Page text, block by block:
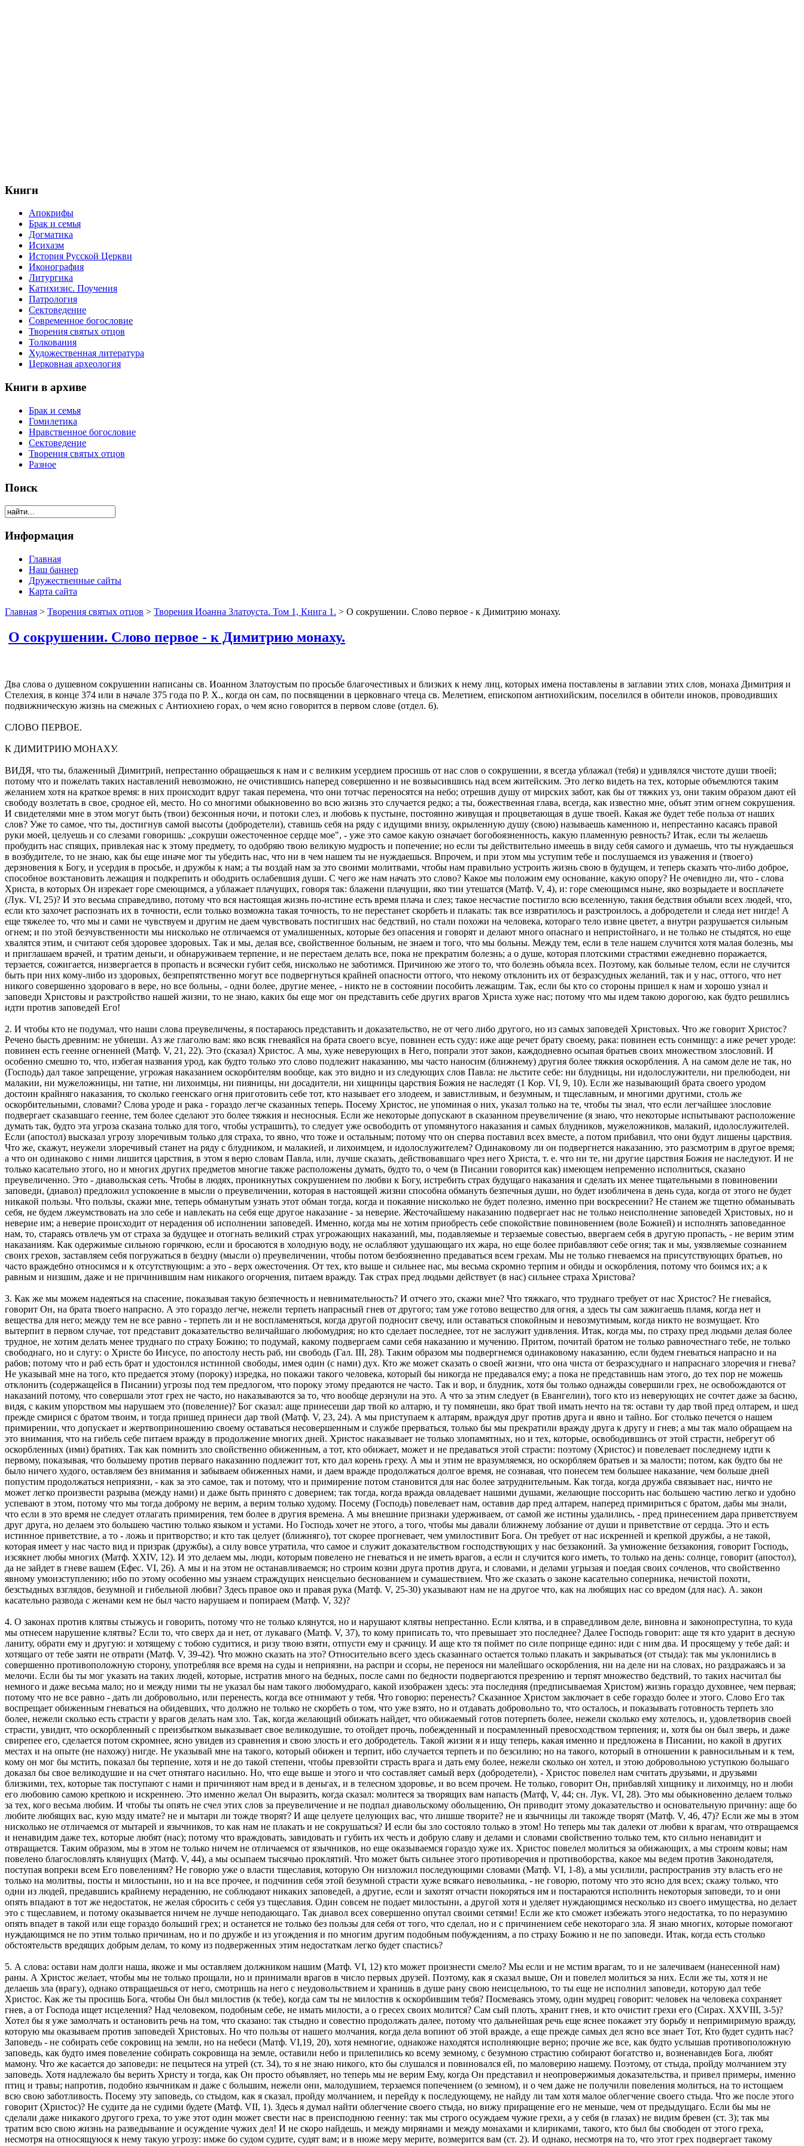
Книги
Апокрифы
Брак и семья
Догматика
Исихазм
История Русской Церкви
Иконография
Литургика
Катихизис. Поучения
Патрология
Сектоведение
Современное богословие
Творения святых отцов
Толкования
Художественная литература
Церковная археология
Книги в архиве
Брак и семья
Гомилетика
Нравственное богословие
Сектоведение
Творения святых отцов
Разное
Поиск
Информация
Главная
Наш баннер
Дружественные сайты
Карта сайта
Главная > Творения святых отцов > Творения Иоанна Златоуста. Том 1, Книга 1. > О сокрушении. Слово первое - к Димитрию монаху.
О сокрушении. Слово первое - к Димитрию монаху.
Два слова о душевном сокрушении написаны св. Иоанном Златоустым по просьбе благочестивых и близких к нему лиц, которых имена поставлены в заглавии этих слов, монаха Димитрия и
Стелехия, в конце 374 или в начале 375 года по Р. Х., когда он сам, по посвящении в церковнаго чтеца св. Мелетием, епископом антиохийским, поселился в обители иноков, проводивших
подвижническую жизнь на смежных с Антиохиею горах, о чем ясно говорится в первом слове (отдел. 6).
СЛОВО ПЕРВОЕ.
К ДИМИТРИЮ МОНАХУ.
ВИДЯ, что ты, блаженный Димитрий, непрестанно обращаешься к нам и с великим усердием просишь от нас слов о сокрушении, я всегда ублажал (тебя) и удивлялся чистоте души твоей;
потому что и пожелать таких наставлений невозможно, не очистившись наперед совершенно и не возвысившись над всем житейским. Это легко видеть на тех, которые объемлются таким
желанием хотя на краткое время: в них происходит вдруг такая перемена, что они тотчас переносятся на небо; отрешив душу от мирских забот, как бы от тяжких уз, они таким образом дают ей
свободу возлетать в свое, сродное ей, место. Но со многими обыкновенно во всю жизнь это случается редко; а ты, божественная глава, всегда, как известно мне, объят этим огнем сокрушения.
И свидетелями мне в этом могут быть (твои) безсонныя ночи, и потоки слез, и любовь к пустыне, постоянно живущая и процветающая в душе твоей. Какая же будет тебе польза от наших
слов? Уже то самое, что ты, достигнув самой высоты (добродетели), ставишь себя на ряду с идущими внизу, окрыленную душу (свою) называешь каменною и, непрестанно касаясь правой
руки моей, целуешь и со слезами говоришь: „сокруши ожесточенное сердце мое", - уже это самое какую означает богобоязненность, какую пламенную ревность? Итак, если ты желаешь
пробудить нас спящих, привлекая нас к этому предмету, то одобряю твою великую мудрость и попечение; но если ты действительно имеешь в виду себя самого и думаешь, что ты нуждаешься
в возбудителе, то не знаю, как бы еще иначе мог ты убедить нас, что ни в чем нашем ты не нуждаешься. Впрочем, и при этом мы уступим тебе и послушаемся из уважения и (твоего)
дерзновения к Богу, и усердия в просьбе, и дружбы к нам; а ты воздай нам за это своими молитвами, чтобы нам правильно устроить жизнь свою в будущем, и теперь сказать что-либо доброе,
способное возстановить лежащия и подкрепить и ободрить ослабевшия души. С чего же нам начать это слово? Какое мы положим ему основание, какую опору? Не очевидно ли, что - слова
Христа, в которых Он изрекает горе смеющимся, а ублажает плачущих, говоря так: блажени плачущии, яко тии утешатся (Матф. V, 4), и: горе смеющимся ныне, яко возрыдаете и восплачете
(Лук. VI, 25)? И это весьма справедливо, потому что вся настоящая жизнь по-истине есть время плача и слез; такое несчастие постигло всю вселенную, такия бедствия объяли всех людей, что,
если кто захочет распознать их в точности, если только возможна такая точность, то не перестанет скорбеть и плакать: так все извратилось и разстроилось, а добродетели и следа нет нигде! А
еще тяжелее то, что мы и сами не чувствуем и другим не даем чувствовать постигших нас бедствий, но стали похожи на человека, котораго тело извне цветет, а внутри разрушается сильным
огнем; и по этой безчувственности мы нисколько не отличаемся от умалишенных, которые без опасения и говорят и делают много опаснаго и непристойнаго, и не только не стыдятся, но еще
хвалятся этим, и считают себя здоровее здоровых. Так и мы, делая все, свойственное больным, не знаем и того, что мы больны. Между тем, если в теле нашем случится хотя малая болезнь, мы
и приглашаем врачей, и тратим деньги, и обнаруживаем терпение, и не перестаем делать все, пока не прекратим болезнь; а о душе, которая плотскими страстями ежедневно поражается,
терзается, сожигается, низвергается в пропасть и всячески губит себя, нисколько не заботимся. Причиною же этого то, что болезнь объяла всех. Поэтому, как больные телом, если не случится
быть при них кому-либо из здоровых, безпрепятственно могут все подвергнуться крайней опасности оттого, что некому отклонить их от безразсудных желаний, так и у нас, оттого, что нет
никого совершенно здороваго в вере, но все больны, - одни более, другие менее, - никто не в состоянии пособить лежащим. Так, если бы кто со стороны пришел к нам и хорошо узнал и
заповеди Христовы и разстройство нашей жизни, то не знаю, каких бы еще мог он представить себе других врагов Христа хуже нас; потому что мы идем такою дорогою, как будто решились
идти против заповедей Его!
2. И чтобы кто не подумал, что наши слова преувеличены, я постараюсь представить и доказательство, не от чего либо другого, но из самых заповедей Христовых. Что же говорит Христос?
Речено бысть древним: не убиеши. Аз же глаголю вам: яко всяк гневаяйся на брата своего всуе, повинен есть суду: иже аще речет брату своему, рака: повинен есть сонмищу: а иже речет уроде:
повинен есть геенне огненней (Матф. V, 21, 22). Это (сказал) Христос. А мы, хуже неверующих в Него, попрали этот закон, каждодневно осыпая братьев своих множеством злословий. И
особенно смешно то, что, избегая названия урод, как будто только это слово подлежит наказанию, мы часто наносим (ближнему) другия более тяжкия оскорбления. А на самом деле не так, но
(Господь) дал такое запрещение, угрожая наказанием оскорбителям вообще, как это видно и из следующих слов Павла: не льстите себе: ни блудницы, ни идолослужители, ни прелюбодеи, ни
малакии, ни мужеложницы, ни татие, ни лихоимцы, ни пияницы, ни досадители, ни хищницы царствия Божия не наследят (1 Кор. VI, 9, 10). Если же называющий брата своего уродом
достоин крайняго наказания, то сколько геенскаго огня приготовить себе тот, кто называет его злодеем, и завистливым, и безумным, и тщеславным, и многими другими, столь же
оскорбительными, словами? Слова уроде и рака - гораздо легче сказанных теперь. Посему Христос, не упоминая о них, указал только на те, чтобы ты знал, что если легчайшее злословие
подвергает сказавшаго геенне, тем более сделают это более тяжкия и несносныя. Если же некоторые допускают в сказанном преувеличение (я знаю, что некоторые испытывают расположение
думать так, будто эта угроза сказана только для того, чтобы устрашить), то следует уже освободить от упомянутого наказания и самых блудников, мужеложников, малакий, идолослужителей.
Если (апостол) высказал угрозу злоречивым только для страха, то явно, что тоже и остальным; потому что он сперва поставил всех вместе, а потом прибавил, что они будут лишены царствия.
Что же, скажут, неужели злоречивый станет на ряду с блудником, и малакией, и лихоимцем, и идолослужителем? Одинаковому ли он подвергнется наказанию, это разсмотрим в другое время;
а что он одинаково с ними лишится царствия, в этом я верю словам Павла, или, лучше сказать, действовавшаго чрез него Христа, т. е. что ни те, ни другие царствия Божия не наследуют. И не
только касательно этого, но и многих других предметов многие также расположены думать, будто то, о чем (в Писании говорится как) имеющем непременно исполниться, сказано
преувеличенно. Это - диавольская сеть. Чтобы в людях, проникнутых сокрушением по любви к Богу, истребить страх будущаго наказания и сделать их менее тщательными в повиновении
заповеди, (диавол) предложил успокоение в мысли о преувеличении, которая в настоящей жизни способна обмануть безпечныя души, но будет изобличена в день суда, когда от этого не будет
никакой пользы. Что пользы, скажи мне, теперь обманутым узнать этот обман тогда, когда и покаяние нисколько не будет полезно, именно при воскресении? Не станем же тщетно обманывать
себя, не будем лжеумствовать на зло себе и навлекать на себя еще другое наказание - за неверие. Жесточайшему наказанию подвергает нас не только неисполнение заповедей Христовых, но и
неверие им; а неверие происходит от нерадения об исполнении заповедей. Именно, когда мы не хотим приобресть себе спокойствие повиновением (воле Божией) и исполнять заповеданное
нам, то, стараясь отвлечь ум от страха за будущее и отогнать великий страх угрожающих наказаний, мы, подавляемые и терзаемые совестью, ввергаем себя в другую пропасть, - не верим этим
наказаниям. Как одержимые сильною горячкою, если и бросаются в холодную воду, не ослабляют удушающаго их жара, но еще более прибавляют себе огня; так и мы, уязвляемые сознанием
своих грехов, заставляем себя погружаться в бездну (мысли о) преувеличении, чтобы потом безбоязненно предаваться всем грехам. Мы не только гневаемся на присутствующих братьев, но
часто враждебно относимся и к отсутствующим: а это - верх ожесточения. От тех, кто выше и сильнее нас, мы весьма скромно терпим и обиды и оскорбления, потому что боимся их; а к
равным и низшим, даже и не причинившим нам никакого огорчения, питаем вражду. Так страх пред людьми действует (в нас) сильнее страха Христова?
3. Как же мы можем надеяться на спасение, показывая такую безпечность и невнимательность? И отчего это, скажи мне? Что тяжкаго, что труднаго требует от нас Христос? Не гневайся,
говорит Он, на брата твоего напрасно. А это гораздо легче, нежели терпеть напрасный гнев от другого; там уже готово вещество для огня, а здесь ты сам зажигаешь пламя, когда нет и
вещества для него; между тем не все равно - терпеть ли и не воспламеняться, когда другой подносит свечу, или оставаться спокойным и невозмутимым, когда никто не возмущает. Кто
вытерпит в первом случае, тот представит доказательство величайшаго любомудрия; но кто сделает последнее, тот не заслужит удивления. Итак, когда мы, по страху пред людьми делая более
трудное, не хотим делать менее труднаго по страху Божию; то подумай, какому подвергаем сами себя наказанию и мучению. Притом, почитай братом не только равночестнаго тебе, не только
свободнаго, но и слугу: о Христе бо Иисусе, по апостолу несть раб, ни свободь (Гал. III, 28). Таким образом мы подвергнемся одинаковому наказанию, если будем гневаться напрасно и на
рабов; потому что и раб есть брат и удостоился истинной свободы, имея один (с нами) дух. Кто же может сказать о своей жизни, что она чиста от безразсуднаго и напраснаго злоречия и гнева?
Не указывай мне на того, кто предается этому (пороку) изредка, но покажи такого человека, который бы никогда не предавался ему; а пока не представишь нам этого, до тех пор не можешь
отклонить (содержащейся в Писании) угрозы под тем предлогом, что пороку этому предаются не часто. Так и вор, и блудник, хотя бы только однажды совершили грех, не освобождаются от
наказаний потому, что совершали этот грех не часто, но наказываются за то, что вообще дерзнули на это. А что за этим следует (в Евангелии), того кто из неверующих не сочтет даже за басню,
видя, с каким упорством мы нарушаем это (повеление)? Бог сказал: аще принесеши дар твой ко алтарю, и ту помянеши, яко брат твой имать нечто на тя: остави ту дар твой пред олтарем, и шед
прежде смирися с братом твоим, и тогда пришед принеси дар твой (Матф. V, 23, 24). А мы приступаем к алтарям, враждуя друг против друга и явно и тайно. Бог столько печется о нашем
примирении, что допускает и жертвоприношению своему оставаться несовершенным и службе прерваться, только бы мы прекратили вражду друга к другу и гнев; а мы так мало обращаем на
это внимания, что на гибель себе питаем вражду в продолжение многих дней. Христос наказывает не только злопамятных, но и тех, которые, освободившись от этой страсти, небрегут об
оскорбленных (ими) братиях. Так как помнить зло свойственно обиженным, а тот, кто обижает, может и не предаваться этой страсти: поэтому (Христос) и повелевает последнему идти к
первому, показывая, что большему против перваго наказанию подлежит тот, кто дал корень греху. А мы и этим не вразумляемся, но оскорбляем братьев и за малости; потом, как будто бы не
было ничего худого, оставляем без внимания и забываем обиженных нами, и даем вражде продолжаться долгое время, не сознавая, что понесем тем большее наказание, чем больше дней
попустим продолжаться неприязни, - как за это самое, так и потому, что и примирение потом становится для нас более затруднительным. Как тогда, когда дружба связывает нас, ничто не
может легко произвести разрыва (между нами) и даже быть принято с доверием; так тогда, когда вражда овладевает нашими душами, желающие поссорить нас большею частию легко и удобно
успевают в этом, потому что мы тогда доброму не верим, а верим только худому. Посему (Господь) повелевает нам, оставив дар пред алтарем, наперед примириться с братом, дабы мы знали,
что если в это время не следует отлагать примирения, тем более в другия времена. А мы внешние признаки удерживаем, от самой же истины удалились, - пред принесением дара приветствуем
друг друга, но делаем это большею частию только языком и устами. Но Господь хочет не этого, а того, чтобы мы давали ближнему лобзание от души и приветствие от сердца. Это и есть
истинное приветствие, а то - ложь и притворство; и кто так целует (ближняго), тот скорее прогневает, чем умилостивит Бога. Он требует от нас искренней и крепкой дружбы, а не такой,
которая имеет у нас часто вид и призрак (дружбы), а силу вовсе утратила, что самое и служит доказательством господствующих у нас беззаконий. За умножение беззакония, говорит Господь,
изсякнет любы многих (Матф. XXIV, 12). И это делаем мы, люди, которым повелено не гневаться и не иметь врагов, а если и случится кого иметь, то только на день: солнце, говорит (апостол),
да не зайдет в гневе вашем (Ефес. VI, 26). А мы и на этом не останавливаемся; но строим козни друга против друга, и словами, и делами угрызая и поедая своих сочленов, что свойственно
явному умоизступлению; ибо по этому особенно мы узнаем страждущих неисцельно беснованием и сумашествием. Что же сказать о законе касательно соперника, нечистой похоти,
безстыдных взглядов, безумной и гибельной любви? Здесь правое око и правая рука (Матф. V, 25-30) указывают нам не на другое что, как на любящих нас со вредом (для нас). А. закон
касательно развода с женами кем не был часто нарушаем и попираем (Матф. V, 32)?
4. О законах против клятвы стыжусь и говорить, потому что не только клянутся, но и нарушают клятвы непрестанно. Если клятва, и в справедливом деле, виновна и законопреступна, то куда
мы отнесем нарушение клятвы? Если то, что сверх да и нет, от лукаваго (Матф. V, 37), то кому приписать то, что превышает это последнее? Далее Господь говорит: аще тя кто ударит в десную
ланиту, обрати ему и другую: и хотящему с тобою судитися, и ризу твою взяти, отпусти ему и срачицу. И аще кто тя поймет по силе поприще едино: иди с ним два. И просящему у тебе дай: и
хотящаго от тебе заяти не отврати (Матф. V, 39-42). Что можно сказать на это? Относительно всего здесь сказаннаго остается только плакать и закрываться (от стыда): так мы уклонились в
совершенно противоположную сторону, употребляя все время на суды и неприязни, на распри и ссоры, не перенося ни малейшаго оскорбления, ни на деле ни на словах, но раздражаясь и за
мелочи. Если бы ты мог указать на таких людей, которые, истратив много на бедных, после сами по бедности подвергаются презрению и терпят множество бедствий, то таких насчитал бы
немного и даже весьма мало; но и между ними ты не указал бы нам такого любомудраго, какой изображен здесь: эта последняя (предписываемая Христом) жизнь гораздо духовнее, чем первая;
потому что не все равно - дать ли добровольно, или перенесть, когда все отнимают у тебя. Что говорю: перенесть? Сказанное Христом заключает в себе гораздо более и этого. Слово Его так
воспрещает обиженным гневаться на обидевших, что должно не только не скорбеть о том, что уже взято, но и отдавать добровольно то, что осталось, и показывать готовность терпеть зло
более, нежели сколько есть страсти у врагов делать нам зло. Так, когда желающий обижать найдет, что обижаемый готов потерпеть более, нежели сколько ему хотелось, и, удовлетворив своей
страсти, увидит, что оскорбленный с преизбытком выказывает свое великодушие, то отойдет прочь, побежденный и посрамленный превосходством терпения; и, хотя бы он был зверь, и даже
свирепее его, сделается потом скромнее, ясно увидев из сравнения и свою злость и его добродетель. Такой жизни я и ищу теперь, какая именно и предложена в Писании, но какой в других
местах и на опыте (не нахожу) нигде. Не указывай мне на такого, который обижен и терпит, ибо случается терпеть и по безсилию; но на такого, который в отношении к равносильным и к тем,
кому он мог бы мстить, показал бы терпение, хотя и не до такой степени, чтобы превзойти страсть врага и дать ему более, нежели сколько он хотел, и этою добровольною уступкою большаго
доказал бы свое великодушие и на счет отнятаго насильно. Но, что еще выше и этого и что составляет самый верх (добродетели), - Христос повелел нам считать друзьями, и друзьями
близкими, тех, которые так поступают с нами и причиняют нам вред и в деньгах, и в телесном здоровье, и во всем прочем. Не только, говорит Он, прибавляй хищнику и лихоимцу, но и люби
его любовию самою крепкою и искреннею. Это именно желал Он выразить, когда сказал: молитеся за творящих вам напасть (Матф, V, 44; сн. Лук. VI, 28). Это мы обыкновенно делаем только
за тех, кого весьма любим. И чтобы ты опять не счел этих слов за преувеличение и не подпал диавольскому обольщению, Он приводит этому доказательство и основательную причину: аще бо
любите любящих вас, кую мзду имате? не и мытари ли тожде творят? И аще целуете целующих вас, что лишше творите? не и язычницы ли такожде творят (Матф. V, 46, 47)? Если же мы в этом
нисколько не отличаемся от мытарей и язычников, то как нам не плакать и не сокрушаться? И если бы зло состояло только в этом! Но теперь мы так далеки от любви к врагам, что отвращаемся
и ненавидим даже тех, которые любят (нас); потому что враждовать, завидовать и губить их честь и добрую славу и делами и словами свойственно только тем, кто сильно ненавидит и
отвращается. Таким образом, мы в этом не только ничем не отличаемся от язычников, но еще оказываемся гораздо хуже их. Христос повелел молиться за обижающих, а мы строим ковы; нам
повелено благословлять клянущих (Матф. V, 44), а мы осыпаем тысячью проклятий. Что может быть сильнее этого противоречия и противоборства, какое мы ведем против Законодателя,
поступая вопреки всем Его повелениям? Не говорю уже о власти тщеславия, которую Он низложил последующими словами (Матф. VI, 1-8), а мы усилили, распространив эту власть его не
только на молитвы, посты и милостыни, но и на все прочее, и подчинив себя этой безумной страсти хуже всякаго невольника, - не говорю, потому что это ясно для всех; скажу только, что
одни из людей, предавшись крайнему нерадению, не соблюдают никаких заповедей, а другие, если и захотят отчасти покоряться им и постараются исполнить некоторыя заповеди, то и они
опять впадают в тот же недостаток, не желая сбросить с себя уз тщеславия. Один совсем не подает милостыни, а другой хотя и уделяет нуждающимся несколько из своего имущества, но делает
это с тщеславием, и потому оказывается ничем не лучше неподающаго. Так диавол всех совершенно опутал своими сетями! Если же кто сможет избежать этого недостатка, то по неразумию
опять впадет в такой или еще гораздо больший грех; и останется не только без пользы для себя от того, что сделал, но и с причинением себе некотораго зла. Я знаю многих, которые помогают
нуждающимся не по этим только причинам, но и по дружбе и из угождения и по многим другим подобным побуждениям, а по страху Божию и не по заповеди. Итак, когда есть столько
обстоятельств вредящих добрым делам, то кому из подверженных этим недостаткам легко будет спастись?
5. А слова: остави нам долги наша, якоже и мы оставляем должником нашим (Матф. VI, 12) кто может произнести смело? Мы если и не мстим врагам, то и не залечиваем (нанесенной нам)
раны. А Христос желает, чтобы мы не только прощали, но и принимали врагов в число первых друзей. Поэтому, как я сказал выше, Он и повелел молиться за них. Если же ты, хотя и не
делаешь зла (врагу), однако отвращаешься от него, смотришь на него с неудовольствием и хранишь в душе рану свою неисцельною, то ты еще не исполнил заповеди, которую дал тебе
Христос. Как же ты просишь Бога, чтобы Он был милостив (к тебе), когда сам ты не милостив к оскорбившим тебя? Посмеваясь этому, один мудрец говорит: человек на человека сохраняет
гнев, а от Господа ищет исцеления? Над человеком, подобным себе, не имать милости, а о гресех своих молится? Сам сый плоть, хранит гнев, и кто очистит грехи его (Сирах. XXVIII, 3-5)?
Хотел бы я уже замолчать и остановить речь на том, что сказано: так стыдно и совестно продолжать далее, потому что дальнейшая речь еще яснее покажет эту борьбу и непримиримую вражду,
которую мы оказываем против заповедей Христовых. Но что пользы от нашего молчания, когда дела вопиют об этой вражде, а еще прежде самых дел ясно все знает Тот, Кто будет судить нас?
Заповедь - не собирать себе сокровищ на земли, но на небеси (Матф. VI,19, 20), хотя немногие, однакоже находятся исполняющие верно; прочие же все, как будто услышав противоположную
заповедь, как будто имея повеление собирать сокровища на земле, оставили небо и прилепились ко всему земному, с безумною страстию собирают богатство и, возненавидев Бога, любят
мамону. Что же касается до заповеди: не пецытеся на утрей (ст. 34), то я не знаю никого, кто бы слушался и повиновался ей, по маловерию нашему. Поэтому, от стыда, пройду молчанием эту
заповедь. Хотя надлежало бы верить Христу и тогда, как Он просто объявляет, но теперь мы не верим Ему, когда Он представил и неопровержимыя доказательства, и привел примеры, именно
птиц и травы; напротив, подобно язычникам и даже с большим, нежели они, малодушием, терзаемся попечением (о земном), и о чем даже не получили повеления молиться, на то истощаем
всю свою заботливость. Посему эту заповедь, со стыдом, как я сказал, пройду молчанием, и перейду к последующему, не найду ли там хотя малое облегчение своего стыда. Что же после этого
говорит (Христос)? Не судите да не судими будете (Матф. VII, 1). Здесь я думал найти облегчение своего стыда, но вижу приращение его не меньше, чем от предыдущаго. Если бы мы не
сделали даже никакого другого греха, то уже этот один может свести нас в преисподнюю геенну: так мы строго осуждаем чужие грехи, а у себя (в глазах) не видим бревен (ст. 3); так мы
тратим всю свою жизнь на разведывание и осуждение чужих дел! И не скоро найдешь, и между мирянами и между монахами и клириками, такого, кто был бы свободен от этого греха,
несмотря на относящуюся к нему такую угрозу: имже бо судом судите, судят вам; и в нюже меру мерите, возмерится вам (ст. 2). И однако, несмотря на то, что этот грех подвергает такому